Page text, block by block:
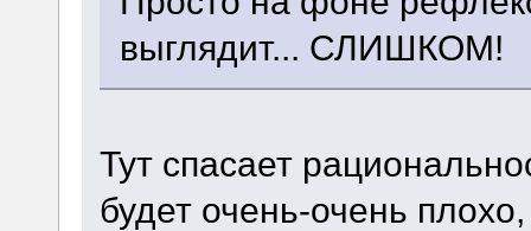
выглядит... СЛИШКОМ!
Тут спасает
будет очень-очень